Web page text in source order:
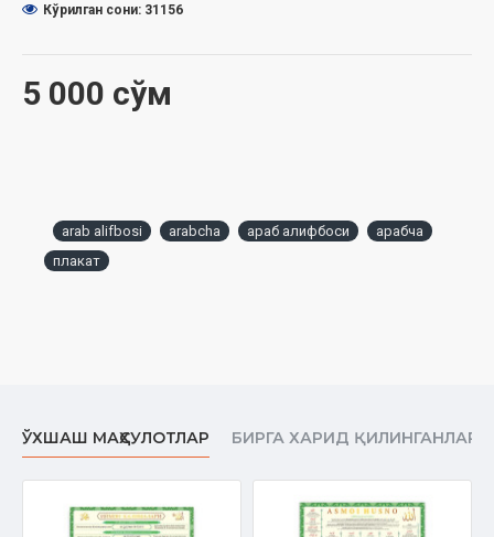
5 000 сўм
Кўрилган сони: 31156
arab alifbosi arabcha араб алифбоси
арабча
плакат
ЎХШАШ МАҲСУЛОТЛАР БИРГА ХАРИД ҚИЛИНГАНЛАР